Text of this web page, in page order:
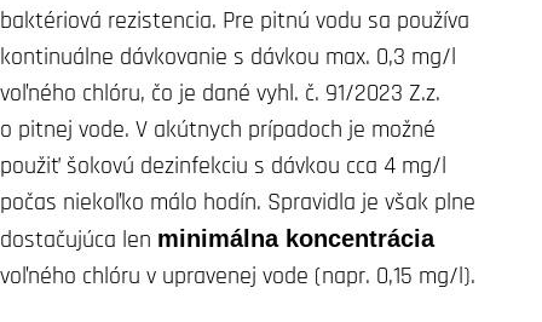
baktériová rezistencia. Pre pitnú vodu sa používa
kontinuálne dávkovanie s dávkou max. 0,3 mg/l
voľného chlóru, čo je dané vyhl. č. 91/2023 Z.z.
o pitnej vode. V akútnych prípadoch je možné
použiť šokovú dezinfekciu s dávkou cca 4 mg/l
počas niekoľko málo hodín. Spravidla je však plne
dostačujúca len minimálna koncentrácia
voľného chlóru v upravenej vode (napr. 0,15 mg/l).